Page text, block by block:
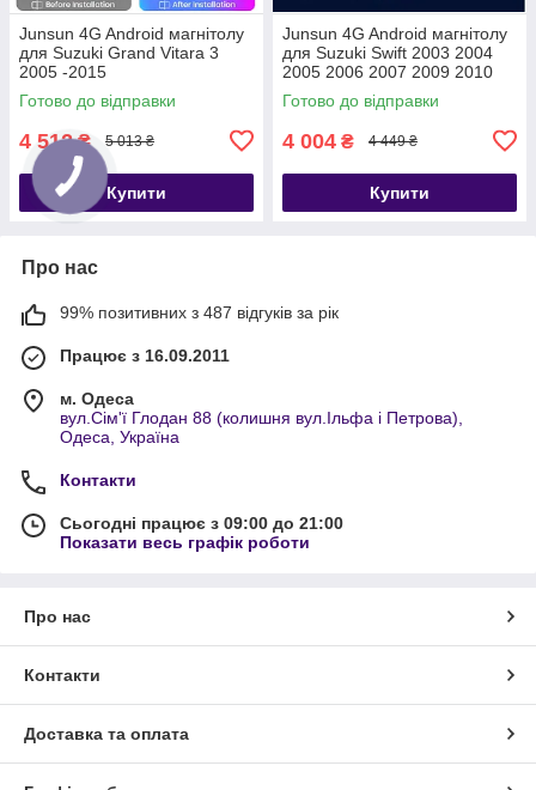
Junsun 4G Android магнітолу
для Suzuki Grand Vitara 3
2005 -2015
Готово до відправки
4 512₴ 5 013 ₴
Купити
Junsun 4G Android магнітолу
для Suzuki Swift 2003 2004
2005 2006 2007 2009 2010
wifi
Готово до відправки
4 004 ₴ 4 449 ₴
Купити
Про нас
99% позитивних з 487 відгуків за рік
Працює з 16.09.2011
м. Одеса
вул.Сім'ї Глодан 88 (колишня вул.Ільфа і Петрова),
Одеса, Україна
Контакти
Сьогодні працює з 09:00 до 21:00
Показати весь графік роботи
Про нас
Контакти
Доставка та оплата